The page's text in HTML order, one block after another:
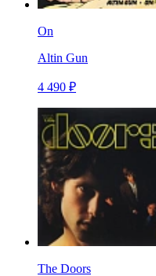
On
Altin Gun
4 490 ₽
The Doors